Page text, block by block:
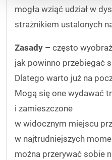
mogła wziąć udział w
strażnikiem ustalonych
Zasady – często
jak powinno przebiegać
Dlatego warto już na
Mogą się one wydawać
i zamieszczone
w widocznym miejscu
w najtrudniejszych
można przerywać sobie